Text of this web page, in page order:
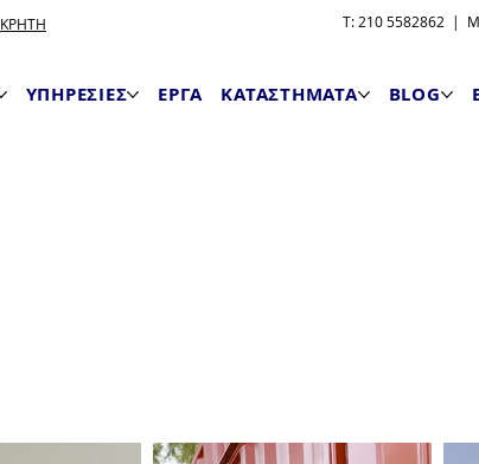
ΚΡΗΤΗ T: 210 5582862 |
ΥΠΗΡΕΣΙΕΣ ΕΡΓΑ ΚΑΤΑΣΤΗΜΑΤΑ BLOG